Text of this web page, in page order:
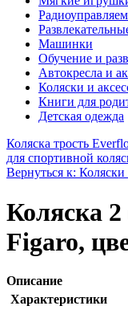
Машинки
Обучение и
Автокресла и
Коляски и
Книги для
Детская одежда
Коляска трость
для спортивной
Вернуться к: Коляски
Коляска
Figaro,
Описание
Характеристики